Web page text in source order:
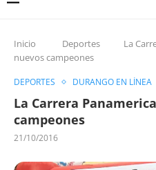
Inicio Deportes
La
nuevos campeones
DEPORTES DURANGO EN LÍNEA
La Carrera
campeones
21/10/2016